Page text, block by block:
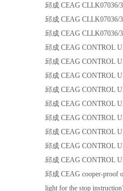
邱成 CEAG CLLK07036/
邱成 CEAG CLLK07036/
邱成 CEAG CLLK07036/
邱成 CEAG CONTROL
邱成 CEAG CONTROL
邱成 CEAG CONTROL
邱成 CEAG CONTROL
邱成 CEAG CONTROL
邱成 CEAG CONTROL
邱成 CEAG CONTROL
邱成 CEAG CONTROL
邱成 CEAG CONTROL
邱成 CEAG cooper-proof
light for the stop